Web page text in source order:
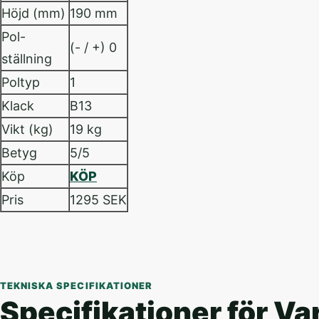
Höjd (mm) 190 mm
Pol-
ställning
(- / +) 0
Poltyp
1
Klack
B13
Vikt (kg)
19 kg
Betyg
5/5
Köp
KÖP
Pris
1295 SEK
TEKNISKA SPECIFIKATIONER